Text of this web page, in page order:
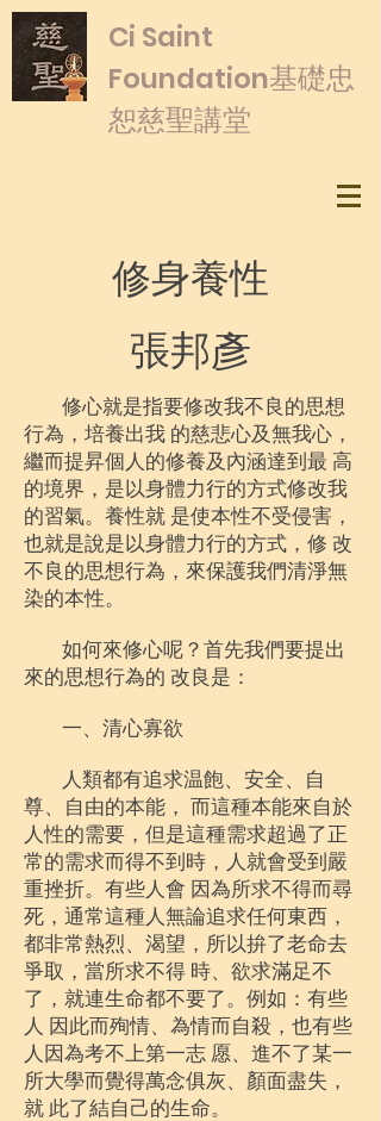
​Ci Saint
Foundation基礎忠
恕慈聖講堂
修身養性
張邦彥
修心就是指要修改我不良的思想
行為，培養出我 的慈悲心及無我心，
繼而提昇個人的修養及內涵達到最 高
的境界，是以身體力行的方式修改我
的習氣。養性就 是使本性不受侵害，
也就是說是以身體力行的方式，修 改
不良的思想行為，來保護我們清淨無
染的本性。
如何來修心呢？首先我們要提出
來的思想行為的 改良是：
一、清心寡欲
人類都有追求温飽、安全、自
尊、自由的本能， 而這種本能來自於
人性的需要，但是這種需求超過了正
常的需求而得不到時，人就會受到嚴
重挫折。有些人會 因為所求不得而尋
死，通常這種人無論追求任何東西，
都非常熱烈、渴望，所以拚了老命去
爭取，當所求不得 時、欲求滿足不
了，就連生命都不要了。例如：有些
人 因此而殉情、為情而自殺，也有些
人因為考不上第一志 愿、進不了某一
所大學而覺得萬念俱灰、顏面盡失，
就 此了結自己的生命。